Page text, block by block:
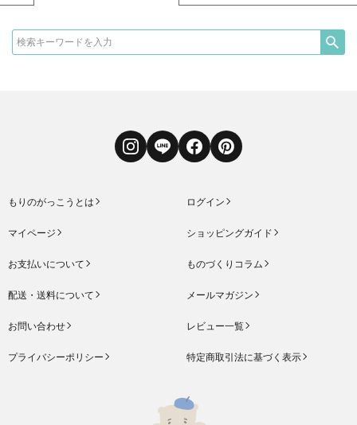
InstagramLINE FacebookPinterest
もりのがっこうとは ログイン
マイページ ショッピングガイド
お支払いについて ものづくりコラム
配送・送料について メールマガジン
お問い合わせ レビュー一覧
プライバシーポリシー 特定商取引法に基づく表示